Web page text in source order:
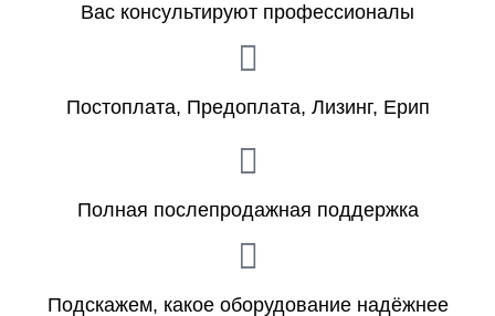
Вас консультируют профессионалы
Постоплата, Предоплата, Лизинг, Ерип
Полная послепродажная поддержка
Подскажем, какое оборудование надёжнее